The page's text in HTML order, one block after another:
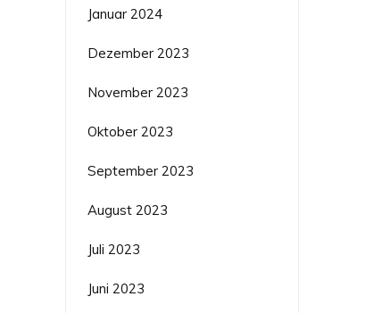
Januar 2024
Dezember 2023
November 2023
Oktober 2023
September 2023
August 2023
Juli 2023
Juni 2023